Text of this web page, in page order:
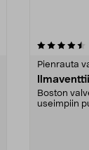
Pienrauta
Boston
useimpiin